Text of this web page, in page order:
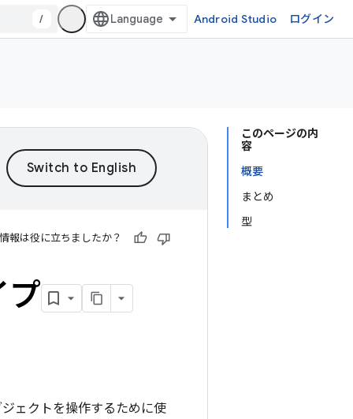
/ Android Studio ログイン
このページの内
容
概要
まとめ
型
報は役に立ちましたか？
プ
ェクトを操作するために使